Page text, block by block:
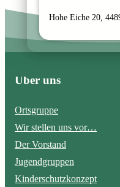
Hohe Eiche 20,
Über uns
Ortsgruppe
Wir stellen uns vor…
Der Vorstand
Jugendgruppen
Kinderschutzkonzept